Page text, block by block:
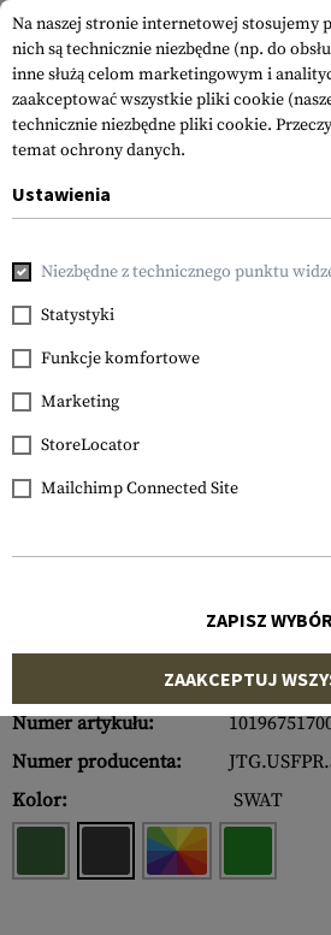
JTG
US Flag Rubber Patch
Reversed
Numer artykułu:
Numer producenta:
Kolor:
SWAT
Na naszej stronie internetowej stosujemy
nich są technicznie niezbędne (np. do
inne służą celom marketingowym i
zaakceptować wszystkie pliki cookie
technicznie niezbędne pliki cookie.
temat ochrony danych.
Ustawienia
Niezbędne z technicznego punktu
Statystyki
Funkcje komfortowe
Marketing
StoreLocator
Mailchimp Connected Site
ZAPISZ
ZAAKCEPTUJ